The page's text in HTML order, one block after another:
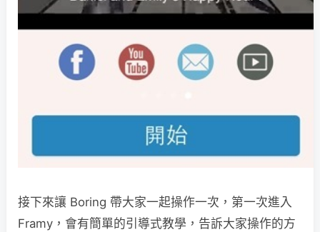
接下來讓 Boring 帶大家一起操作一次，第一次進入
Framy，會有簡單的引導式教學，告訴大家操作的方